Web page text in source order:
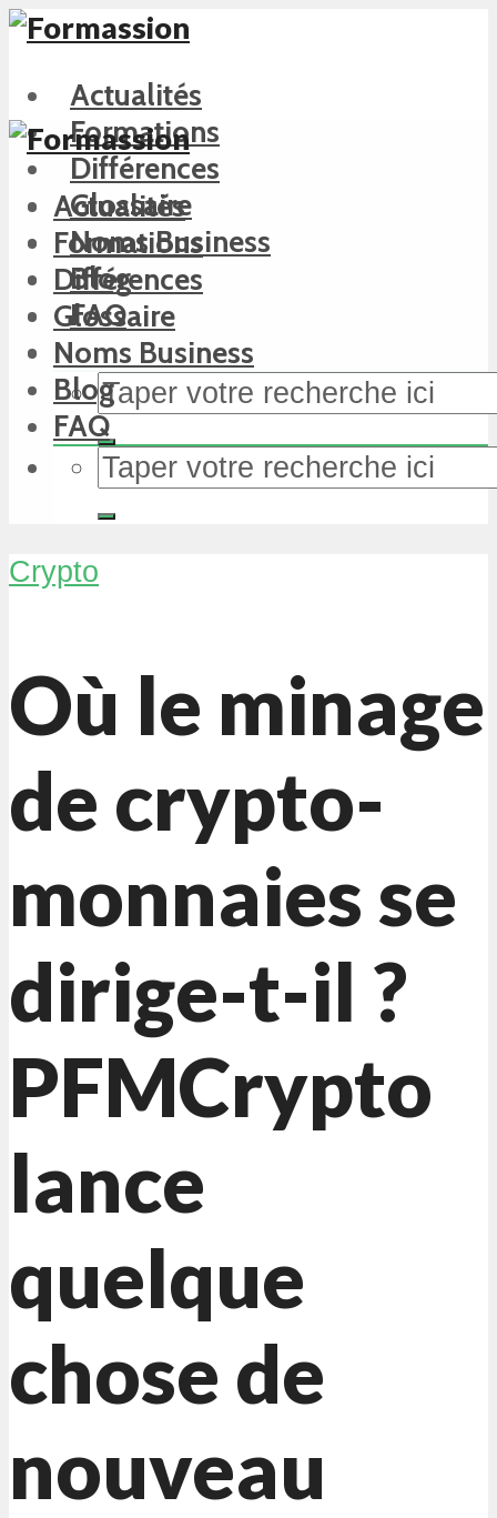
Actualités
Formations
Différences
Glossaire
Noms Business
Blog
FAQ
Actualités
Formations
Différences
Glossaire
Noms Business
Blog
FAQ
Crypto
Où le minage
de crypto-
monnaies se
dirige-t-il ?
PFMCrypto
lance
quelque
chose de
nouveau